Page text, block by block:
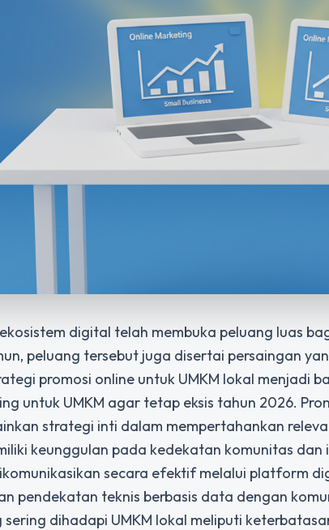
digital telah membuka peluang luas
peluang tersebut juga disertai persaingan
promosi online untuk UMKM lokal menjadi
untuk UMKM agar tetap eksis tahun 2026.
strategi inti dalam mempertahankan
keunggulan pada kedekatan komunitas
secara efektif melalui platform
pendekatan teknis berbasis data dengan
dihadapi UMKM lokal meliputi